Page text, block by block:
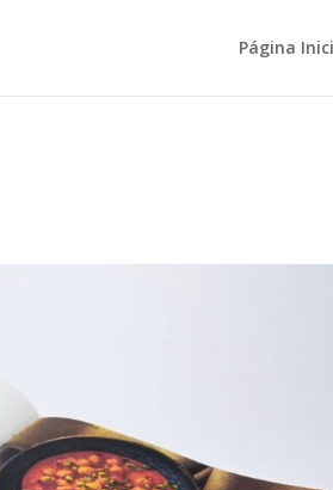
Página